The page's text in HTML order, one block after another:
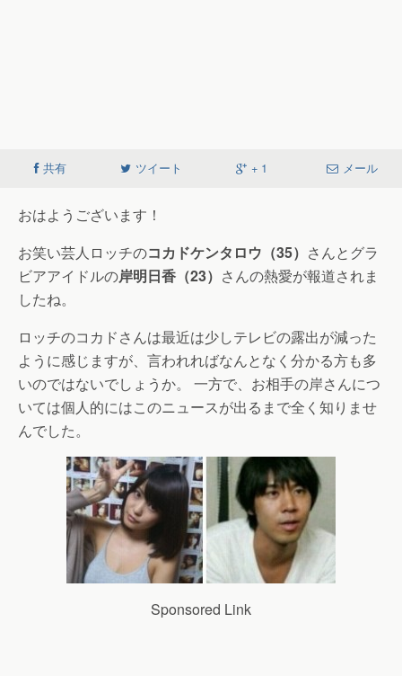
共有 ツイート + 1 メール
おはようございます！
お笑い芸人ロッチのコカドケンタロウ（35） さんとグラ
ビアアイドルの岸明日香（23） さんの熱愛が報道されま
したね。
ロッチのコカドさんは最近は少しテレビの露出が減った
ように感じますが、言われればなんとなく分かる方も多
いのではないでしょうか。 一方で、お相手の岸さんにつ
いては個人的にはこのニュースが出るまで全く知りませ
んでした。
Sponsored Link